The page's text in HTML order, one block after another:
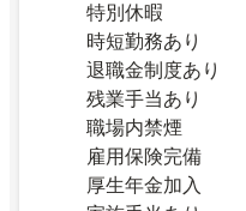
特別休暇
時短勤務あり
退職金制度あり
残業手当あり
職場内禁煙
雇用保険完備
厚生年金加入